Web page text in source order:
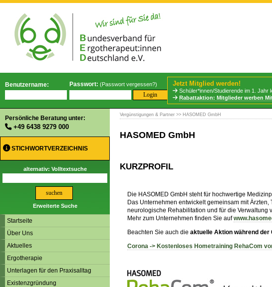
Benutzername: Passwort: (Passwort vergessen?) Jetzt Mitglied werden!
Schüler*innen/Studierende im 1. Jahr
Rabattaktion: Mitglieder werben
📢 BStabG
Persönliche Beratung unter:
+49 6438 9279 000
STICHWORTVERZEICHNIS
alternativ: Volltextsuche
Erweiterte Suche
Startseite
Über Uns
Aktuelles
Ergotherapie
Unterlagen für den Praxisalltag
Existenzgründung
Vergünstigungen & Partner >> HASOMED GmbH
HASOMED GmbH
KURZPROFIL
Die HASOMED GmbH steht für hochwertige
Das Unternehmen entwickelt gemeinsam mit
neurologische Rehabilitation und für die Verwaltung
Mehr zum Unternehmen finden Sie auf
Beachten Sie auch die aktuelle Aktion während der
Corona -> Kostenloses Hometraining RehaCom